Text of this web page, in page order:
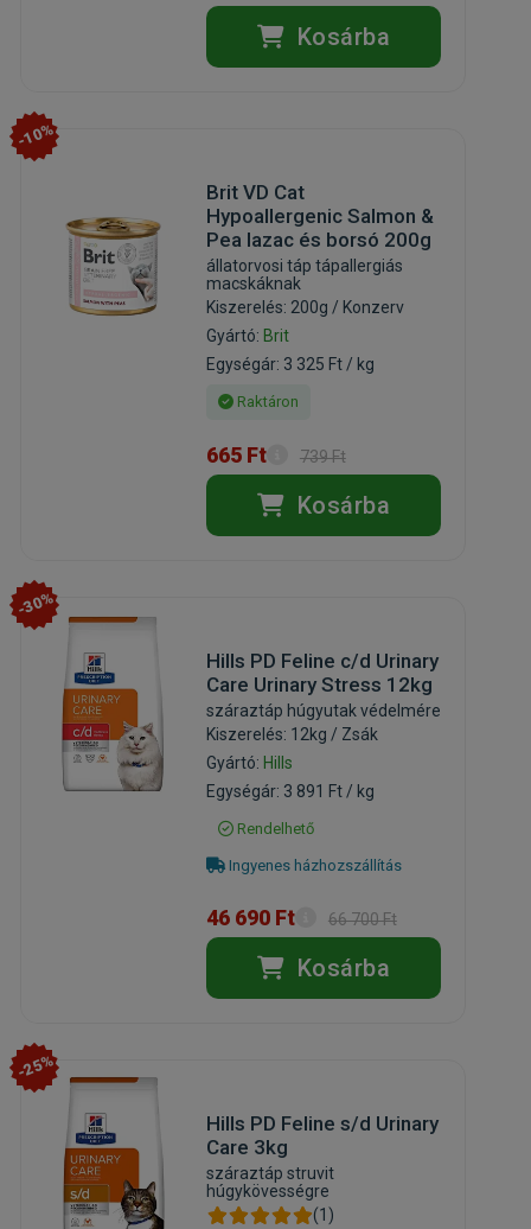
Kosárba
-10%
Brit VD Cat
Hypoallergenic Salmon &
Pea lazac és borsó 200g
állatorvosi táp tápallergiás
macskáknak
Kiszerelés: 200g / Konzerv
Gyártó: Brit
Egységár: 3 325 Ft / kg
Raktáron
665 Ft 739 Ft
Kosárba
-30%
Hills PD Feline c/d Urinary
Care Urinary Stress 12kg
száraztáp húgyutak védelmére
Kiszerelés: 12kg / Zsák
Gyártó: Hills
Egységár: 3 891 Ft / kg
Rendelhető
Ingyenes házhozszállítás
46 690 Ft 66 700 Ft
Kosárba
-25%
Hills PD Feline s/d Urinary
Care 3kg
száraztáp struvit
húgykövességre
(1)